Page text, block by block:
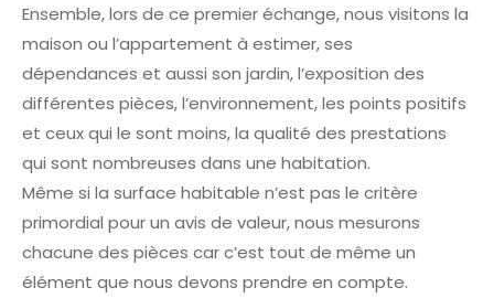
Ensemble, lors de ce premier échange, nous visitons la
maison ou l’appartement à estimer, ses
dépendances et aussi son jardin, l’exposition des
différentes pièces, l’environnement, les points positifs
et ceux qui le sont moins, la qualité des prestations
qui sont nombreuses dans une habitation.
Même si la surface habitable n’est pas le critère
primordial pour un avis de valeur, nous mesurons
chacune des pièces car c’est tout de même un
élément que nous devons prendre en compte.